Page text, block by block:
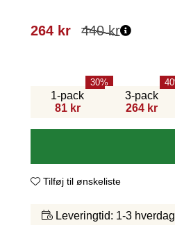
440kr
264 kr
1-pack
81 kr
30
3-pack
264 kr
40
Tilføj til ønskeliste
Leveringtid: 1-3